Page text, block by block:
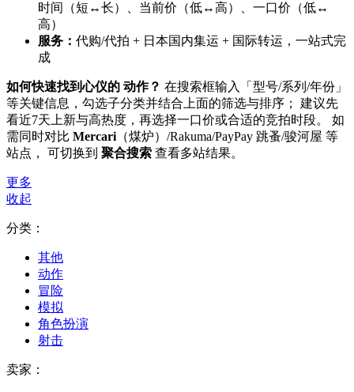
时间（短↔长）、当前价（低↔高）、一口价（低↔
高）
服务： 代购/代拍 + 日本国内集运 + 国际转运，一站式完
成
如何快速找到心仪的 动作？ 在搜索框输入「型号/系列/年份」
等关键信息，勾选子分类并结合上面的筛选与排序； 建议先
看近7天上新与高热度，再选择一口价或合适的竞拍时段。 如
需同时对比 Mercari （煤炉）/Rakuma/PayPay 跳蚤/骏河屋 等
站点， 可切换到 聚合搜索 查看多站结果。
更多
收起
分类：
其他
动作
冒险
模拟
角色扮演
射击
卖家：